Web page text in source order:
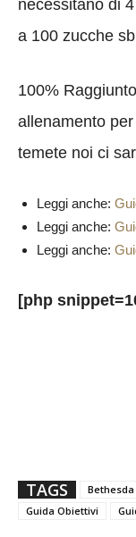
necessitano di
a 100 zucche
100%
allenamento
temete noi ci
Leggi anche:
Leggi anche:
Leggi anche:
[php
TAGS Bethesda
Guida Obiettivi